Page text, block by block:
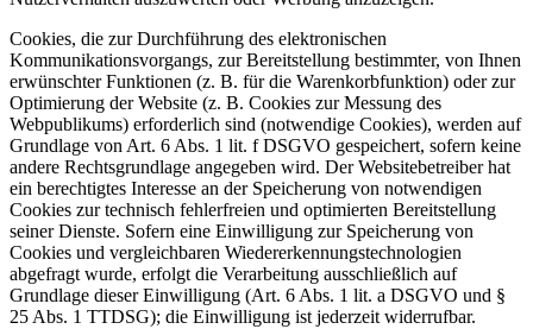
Cookies, die zur Durchführung des elektronischen
Kommunikationsvorgangs, zur Bereitstellung bestimmter, von Ihnen
erwünschter Funktionen (z. B. für die Warenkorbfunktion) oder zur
Optimierung der Website (z. B. Cookies zur Messung des
Webpublikums) erforderlich sind (notwendige Cookies), werden auf
Grundlage von Art. 6 Abs. 1 lit. f DSGVO gespeichert, sofern keine
andere Rechtsgrundlage angegeben wird. Der Websitebetreiber hat
ein berechtigtes Interesse an der Speicherung von notwendigen
Cookies zur technisch fehlerfreien und optimierten Bereitstellung
seiner Dienste. Sofern eine Einwilligung zur Speicherung von
Cookies und vergleichbaren Wiedererkennungstechnologien
abgefragt wurde, erfolgt die Verarbeitung ausschließlich auf
Grundlage dieser Einwilligung (Art. 6 Abs. 1 lit. a DSGVO und §
25 Abs. 1 TTDSG); die Einwilligung ist jederzeit widerrufbar.